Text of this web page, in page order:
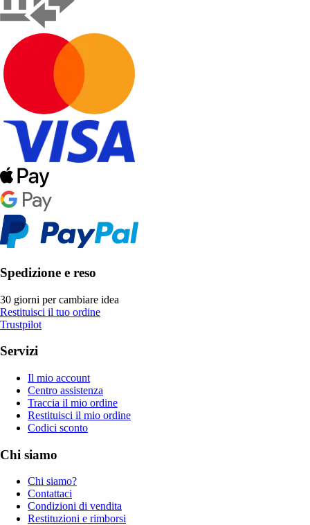
Spedizione e reso
30 giorni per cambiare idea
Restituisci il tuo ordine
Trustpilot
Servizi
Il mio account
Centro assistenza
Traccia il mio ordine
Restituisci il mio ordine
Codici sconto
Chi siamo
Chi siamo?
Contattaci
Condizioni di vendita
Restituzioni e rimborsi